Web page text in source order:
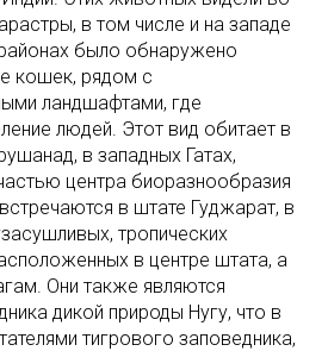
в том числе и на западе
было обнаружено
кошек, рядом с
ландшафтами, где
людей. Этот вид обитает в
в западных Гатах,
центра биоразнообразия
в штате Гуджарат, в
тропических
в центре штата, а
Они также являются
дикой природы Нугу, что в
тигрового заповедника,